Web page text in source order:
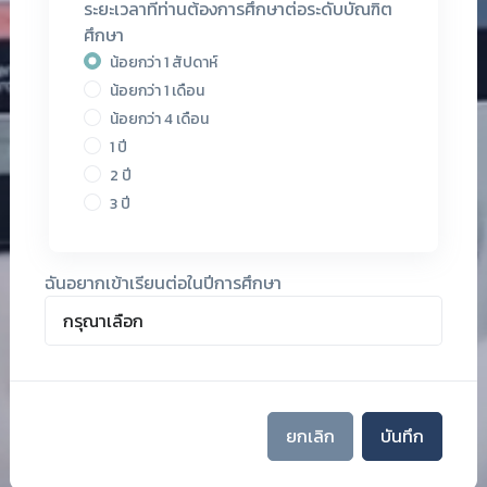
ระยะเวลาที่ท่านต้องการศึกษาต่อระดับบัณฑิต
ศึกษา
น้อยกว่า 1 สัปดาห์
น้อยกว่า 1 เดือน
น้อยกว่า 4 เดือน
1 ปี
2 ปี
3 ปี
ฉันอยากเข้าเรียนต่อในปีการศึกษา
ยกเลิก บันทึก